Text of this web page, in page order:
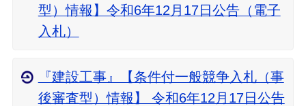
型）情報】令和6年12月17日公告（電子
入札）
『建設工事』【条件付一般競争入札（事
後審査型）情報】 令和6年12月17日公告